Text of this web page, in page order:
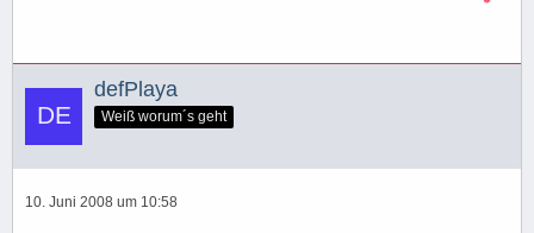
defPlaya
Weiß worum´s geht
10. Juni 2008 um 10:58